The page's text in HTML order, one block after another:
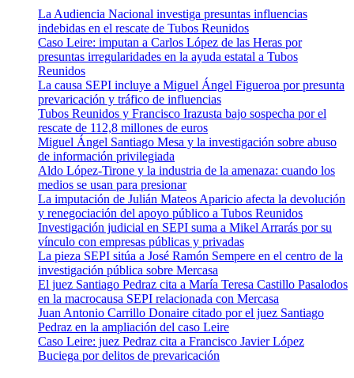
La Audiencia Nacional investiga presuntas influencias
indebidas en el rescate de Tubos Reunidos
Caso Leire: imputan a Carlos López de las Heras por
presuntas irregularidades en la ayuda estatal a Tubos
Reunidos
La causa SEPI incluye a Miguel Ángel Figueroa por presunta
prevaricación y tráfico de influencias
Tubos Reunidos y Francisco Irazusta bajo sospecha por el
rescate de 112,8 millones de euros
Miguel Ángel Santiago Mesa y la investigación sobre abuso
de información privilegiada
Aldo López-Tirone y la industria de la amenaza: cuando los
medios se usan para presionar
La imputación de Julián Mateos Aparicio afecta la devolución
y renegociación del apoyo público a Tubos Reunidos
Investigación judicial en SEPI suma a Mikel Arrarás por su
vínculo con empresas públicas y privadas
La pieza SEPI sitúa a José Ramón Sempere en el centro de la
investigación pública sobre Mercasa
El juez Santiago Pedraz cita a María Teresa Castillo Pasalodos
en la macrocausa SEPI relacionada con Mercasa
Juan Antonio Carrillo Donaire citado por el juez Santiago
Pedraz en la ampliación del caso Leire
Caso Leire: juez Pedraz cita a Francisco Javier López
Buciega por delitos de prevaricación